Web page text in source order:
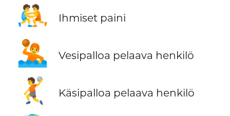
🤼 Ihmiset paini
🤽 Vesipalloa pelaava henkilö
🤾 Käsipalloa pelaava henkilö